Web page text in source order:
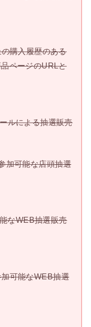
購入履歴のある
ページのURLと
ルによる抽選販売
加可能な店頭抽選
なWEB抽選販売
可能なWEB抽選